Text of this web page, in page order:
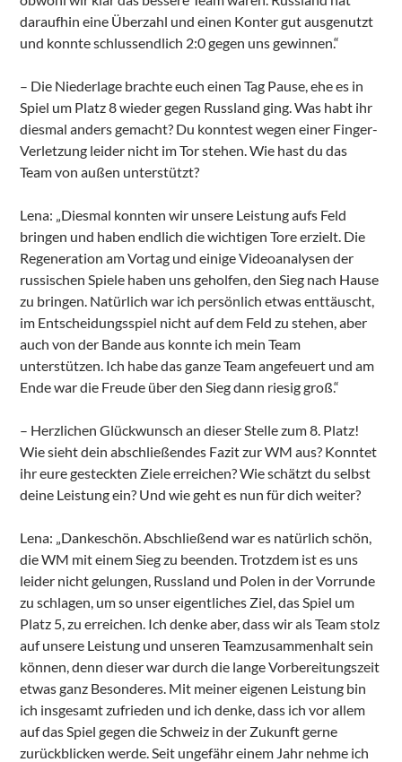
daraufhin eine Überzahl und einen Konter gut ausgenutzt
und konnte schlussendlich 2:0 gegen uns gewinnen.“
– Die Niederlage brachte euch einen Tag Pause, ehe es in
Spiel um Platz 8 wieder gegen Russland ging. Was habt ihr
diesmal anders gemacht? Du konntest wegen einer Finger-
Verletzung leider nicht im Tor stehen. Wie hast du das
Team von außen unterstützt?
Lena: „Diesmal konnten wir unsere Leistung aufs Feld
bringen und haben endlich die wichtigen Tore erzielt. Die
Regeneration am Vortag und einige Videoanalysen der
russischen Spiele haben uns geholfen, den Sieg nach Hause
zu bringen. Natürlich war ich persönlich etwas enttäuscht,
im Entscheidungsspiel nicht auf dem Feld zu stehen, aber
auch von der Bande aus konnte ich mein Team
unterstützen. Ich habe das ganze Team angefeuert und am
Ende war die Freude über den Sieg dann riesig groß.“
– Herzlichen Glückwunsch an dieser Stelle zum 8. Platz!
Wie sieht dein abschließendes Fazit zur WM aus? Konntet
ihr eure gesteckten Ziele erreichen? Wie schätzt du selbst
deine Leistung ein? Und wie geht es nun für dich weiter?
Lena: „Dankeschön. Abschließend war es natürlich schön,
die WM mit einem Sieg zu beenden. Trotzdem ist es uns
leider nicht gelungen, Russland und Polen in der Vorrunde
zu schlagen, um so unser eigentliches Ziel, das Spiel um
Platz 5, zu erreichen. Ich denke aber, dass wir als Team stolz
auf unsere Leistung und unseren Teamzusammenhalt sein
können, denn dieser war durch die lange Vorbereitungszeit
etwas ganz Besonderes. Mit meiner eigenen Leistung bin
ich insgesamt zufrieden und ich denke, dass ich vor allem
auf das Spiel gegen die Schweiz in der Zukunft gerne
zurückblicken werde. Seit ungefähr einem Jahr nehme ich